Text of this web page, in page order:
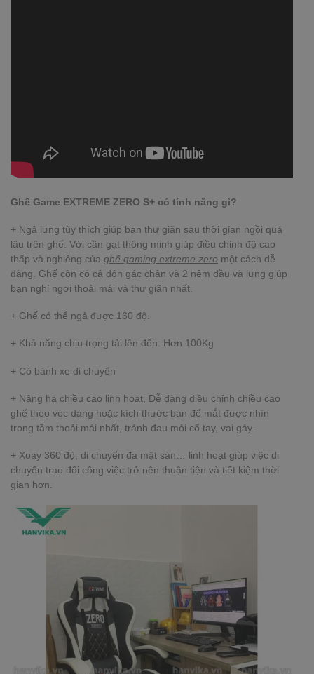
Ghế Game EXTREME ZERO S+ có tính năng gì?
+ Ngả lưng tùy thích giúp bạn thư giãn sau thời gian ngồi quá
lâu trên ghế. Với cần gạt thông minh giúp điều chỉnh độ cao
thấp và nghiêng của ghế gaming extreme zero một cách dễ
dàng. Ghế còn có cả đôn gác chân và 2 nệm đầu và lưng giúp
bạn nghỉ ngơi thoải mái và thư giãn nhất.
+ Ghế có thể ngả được 160 độ.
+ Khả năng chịu trọng tải lên đến: Hơn 100Kg
+ Có bánh xe di chuyển
+ Nâng hạ chiều cao linh hoạt, Dễ dàng điều chỉnh chiều cao
ghế theo vóc dáng hoặc kích thước bàn để mắt được nhìn
trong tầm thoải mái nhất, tránh đau mỏi cổ tay, vai gáy.
+ Xoay 360 độ, di chuyển đa mặt sàn… linh hoạt giúp việc di
chuyển trao đổi công việc trở nên thuận tiện và tiết kiệm thời
gian hơn.